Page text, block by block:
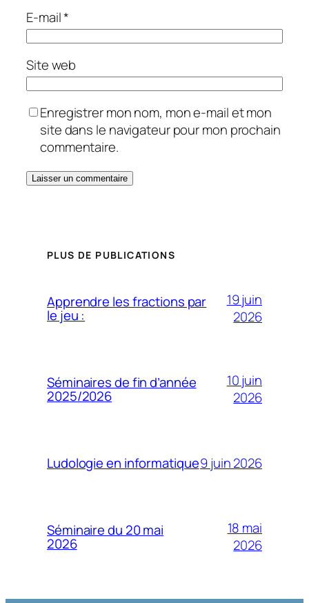
E-mail*
Site web
Enregistrer mon nom, mon e-mail et mon
site dans le navigateur pour mon prochain
commentaire.
PLUS DE PUBLICATIONS
Apprendre les fractions par
le jeu :
19 juin
2026
Séminaires de fin d’année
2025/2026
10 juin
2026
Ludologie en informatique9 juin 2026
Séminaire du 20 mai
2026
18 mai
2026